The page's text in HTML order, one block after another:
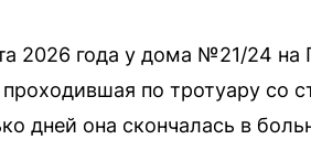
2026 года у дома №21/24 на
по тротуару со
дней она скончалась в